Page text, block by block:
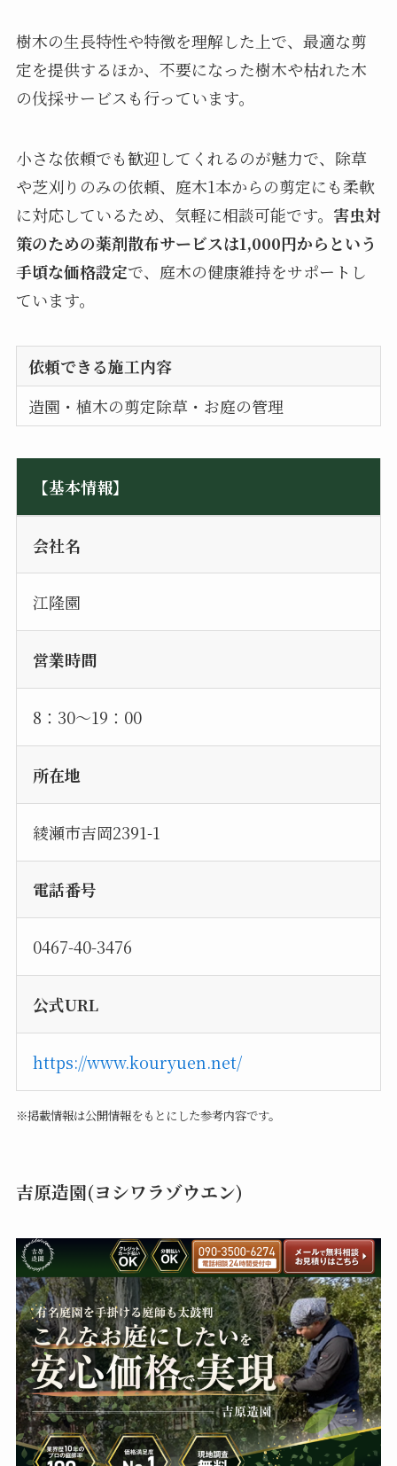
樹木の生長特性や特徴を理解した上で、最適な剪
定を提供するほか、不要になった樹木や枯れた木
の伐採サービスも行っています。
小さな依頼でも歓迎してくれるのが魅力で、除草
や芝刈りのみの依頼、庭木1本からの剪定にも柔軟
に対応しているため、気軽に相談可能です。 害虫対
策のための薬剤散布サービスは1,000円からという
手頃な価格設定で、庭木の健康維持をサポートし
ています。
依頼できる施工内容
造園・植木の剪定除草・お庭の管理
【基本情報】
会社名
江隆園
営業時間
8：30〜19：00
所在地
綾瀬市吉岡2391-1
電話番号
0467-40-3476
公式URL
https://www.kouryuen.net/
※掲載情報は公開情報をもとにした参考内容です。
吉原造園(ヨシワラゾウエン)